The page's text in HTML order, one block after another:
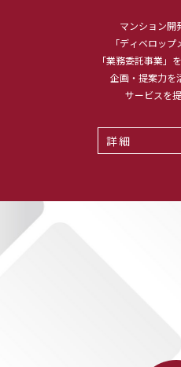
マンション開
「ディベロッ
「業務委託事業」
企画・提案力を
サービスを提
詳細